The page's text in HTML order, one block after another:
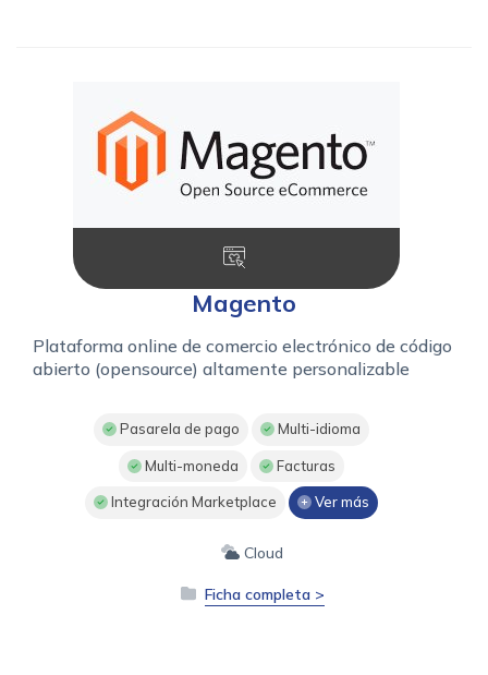
Magento
Plataforma online de comercio electrónico de código
abierto (opensource) altamente personalizable
Pasarela de pago Multi-idioma
Multi-moneda Facturas
Integración Marketplace Ver más
Cloud
Ficha completa >